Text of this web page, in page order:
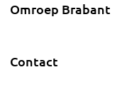
Omroep Brabant
Contact